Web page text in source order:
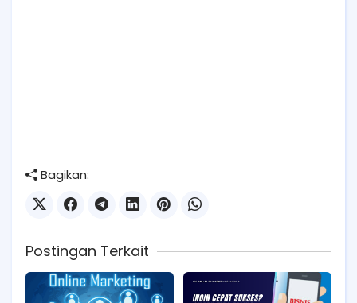
Bagikan:
Postingan Terkait